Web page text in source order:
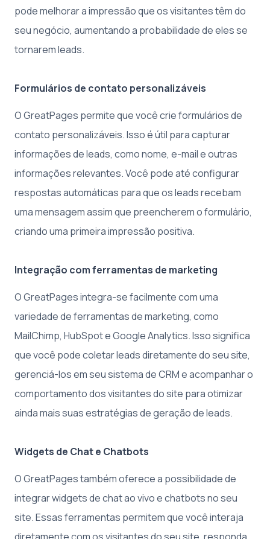
pode melhorar a impressão que os visitantes têm do
seu negócio, aumentando a probabilidade de eles se
tornarem leads.
Formulários de contato personalizáveis
O GreatPages permite que você crie formulários de
contato personalizáveis. Isso é útil para capturar
informações de leads, como nome, e-mail e outras
informações relevantes. Você pode até configurar
respostas automáticas para que os leads recebam
uma mensagem assim que preencherem o formulário,
criando uma primeira impressão positiva.
Integração com ferramentas de marketing
O GreatPages integra-se facilmente com uma
variedade de ferramentas de marketing, como
MailChimp, HubSpot e Google Analytics. Isso significa
que você pode coletar leads diretamente do seu site,
gerenciá-los em seu sistema de CRM e acompanhar o
comportamento dos visitantes do site para otimizar
ainda mais suas estratégias de geração de leads.
Widgets de Chat e Chatbots
O GreatPages também oferece a possibilidade de
integrar widgets de chat ao vivo e chatbots no seu
site. Essas ferramentas permitem que você interaja